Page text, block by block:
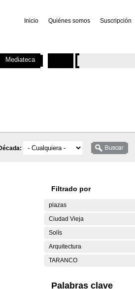
Inicio Quiénes somos Suscripción
Filtrado por
plazas
Ciudad Vieja
Solís
Arquitectura
TARANCO
Palabras clave
Mediateca